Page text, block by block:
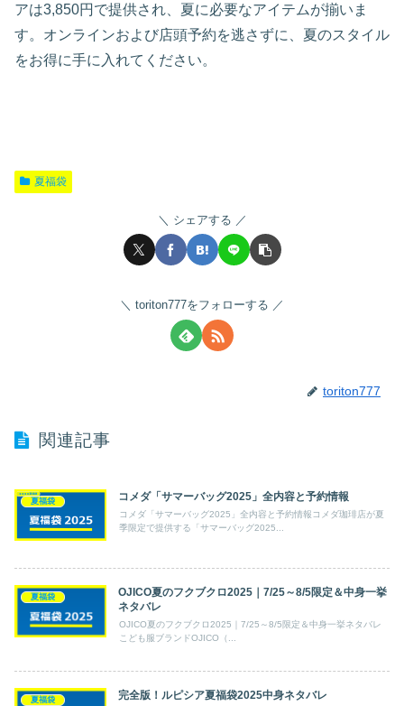
アは3,850円で提供され、夏に必要なアイテムが揃いま
す。オンラインおよび店頭予約を逃さずに、夏のスタイル
をお得に手に入れてください。
夏福袋
シェアする
toriton777をフォローする
toriton777
関連記事
夏福袋 コメダ「サマーバッグ2025」全内容と予約情報
コメダ「サマーバッグ2025」全内容と予約情報コメダ珈琲店が夏
季限定で提供する「サマーバッグ2025...
夏福袋
OJICO夏のフクブクロ2025｜7/25～8/5限定＆中身一挙
ネタバレ
OJICO夏のフクブクロ2025｜7/25～8/5限定＆中身一挙ネタバレ
こども服ブランドOJICO（...
夏福袋 完全版！ルピシア夏福袋2025中身ネタバレ